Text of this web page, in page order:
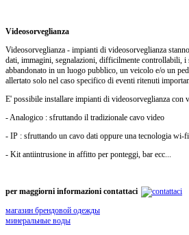
Videosorveglianza
Videosorveglianza - impianti di videosorveglianza
dati, immagini, segnalazioni, difficilmente controllabili,
abbandonato in un luogo pubblico, un veicolo e/o un
allertato solo nel caso specifico di eventi ritenuti
E' possibile installare impianti di videosorveglianza con
- Analogico : sfruttando il tradizionale cavo video
- IP : sfruttando un cavo dati oppure una tecnologia wi-
- Kit antiintrusione in affitto per ponteggi, bar ecc...
per maggiorni informazioni contattaci
магазин брендовой одежды
минеральные воды